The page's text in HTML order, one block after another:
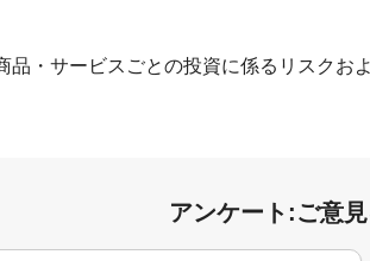
品・サービスごとの投資に係るリスクお
アンケート:ご意